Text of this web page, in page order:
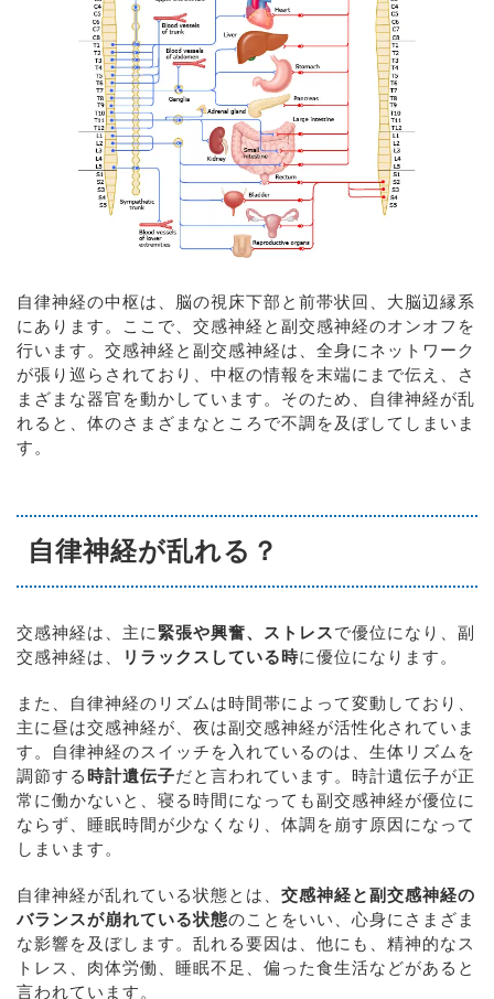
自律神経の中枢は、脳の視床下部と前帯状回、大脳辺縁系
にあります。ここで、交感神経と副交感神経のオンオフを
行います。交感神経と副交感神経は、全身にネットワーク
が張り巡らされており、中枢の情報を末端にまで伝え、さ
まざまな器官を動かしています。そのため、自律神経が乱
れると、体のさまざまなところで不調を及ぼしてしまいま
す。
自律神経が乱れる？
交感神経は、主に緊張や興奮、ストレスで優位になり、副
交感神経は、
リラックスしている時に優位になります。
また、自律神経のリズムは時間帯によって変動しており、
主に昼は交感神経が、夜は副交感神経が活性化されていま
す。自律神経のスイッチを入れているのは、生体リズムを
調節する 時計遺伝子だと言われています。時計遺伝子が正
常に働かないと、寝る時間になっても副交感神経が優位に
ならず、睡眠時間が少なくなり、体調を崩す原因になって
しまいます。
自律神経が乱れている状態とは、 交感神経と副交感神経の
バランスが崩れている状態のことをいい、心身にさまざま
な影響を及ぼします。乱れる要因は、他にも、精神的なス
トレス、肉体労働、睡眠不足、偏った食生活などがあると
言われています。